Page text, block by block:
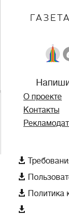
О проекте
Контакты


 Политика
